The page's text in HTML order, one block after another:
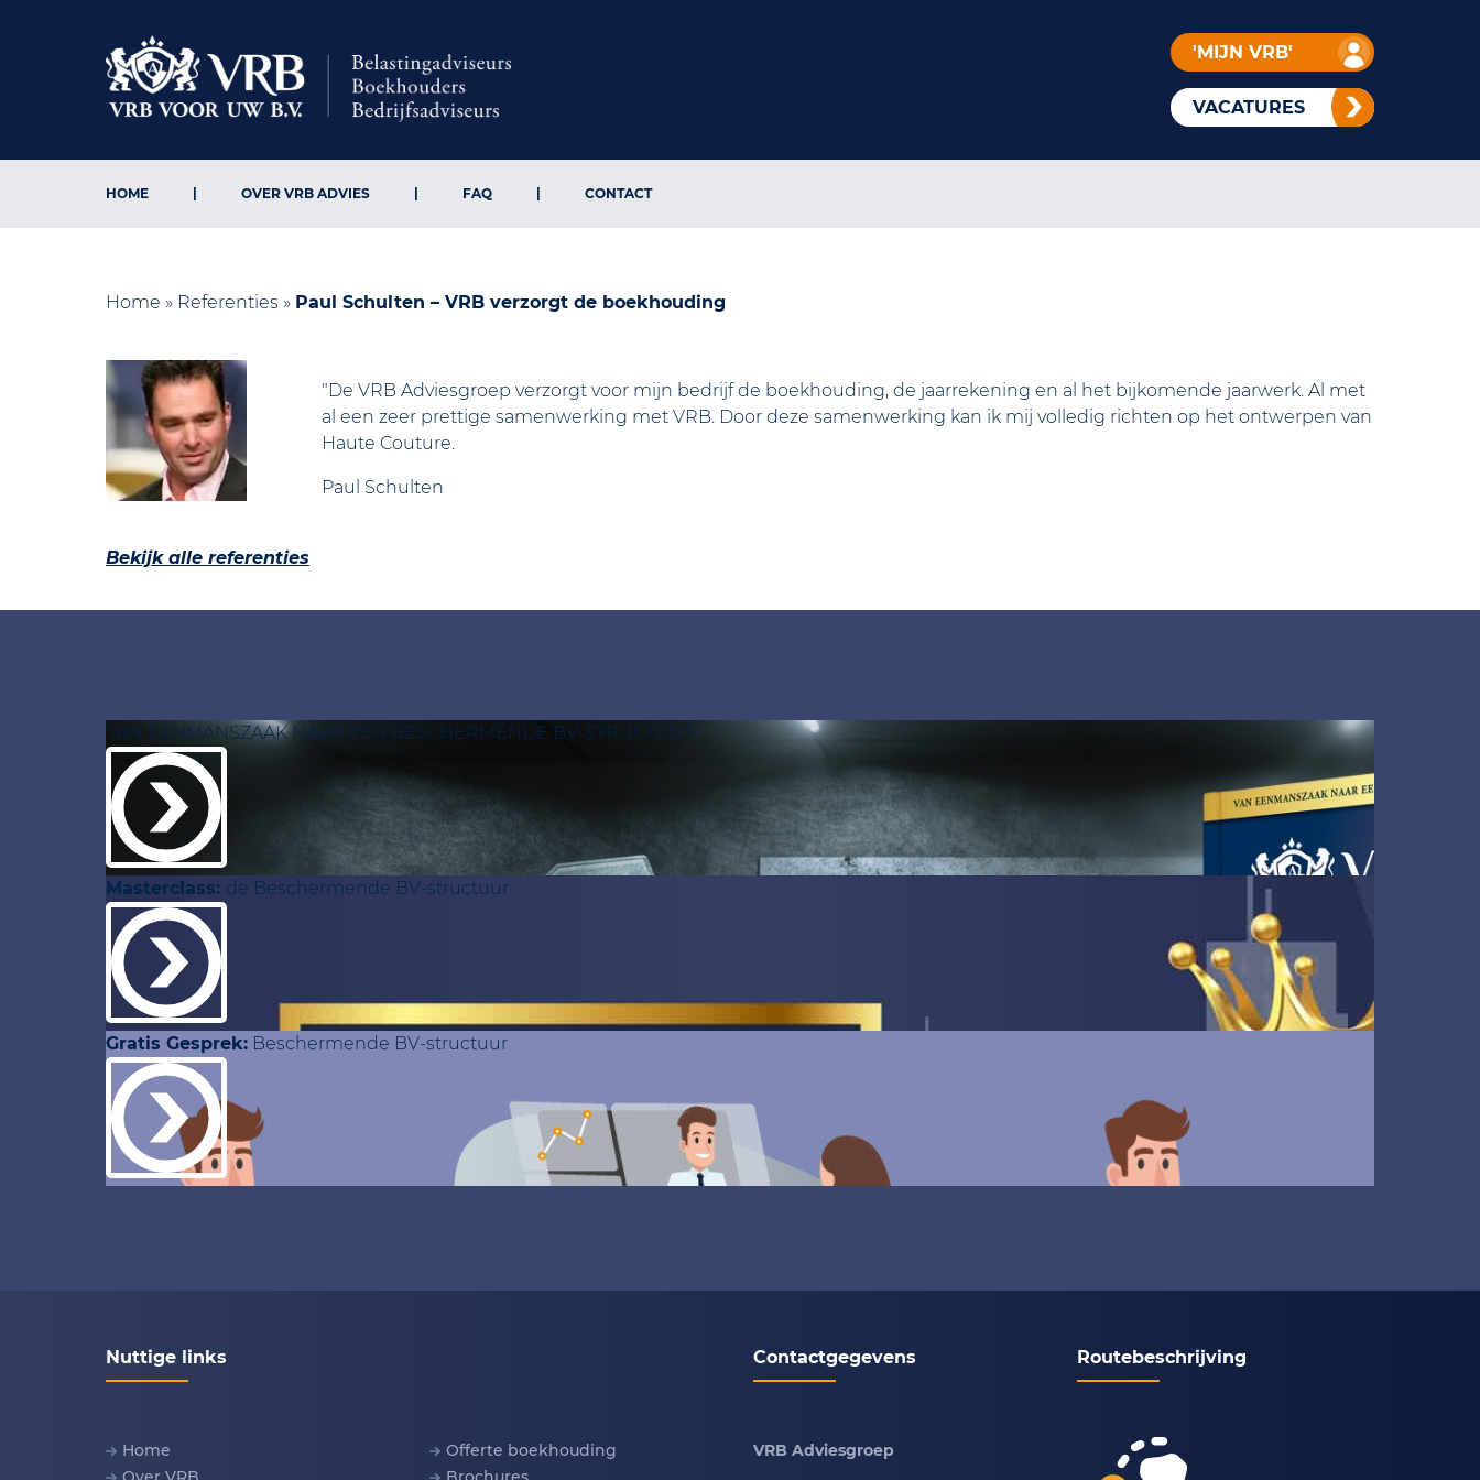
'MIJN VRB'
VACATURES
HOME OVER VRB ADVIES FAQ CONTACT
Home » Referenties » Paul Schulten – VRB verzorgt de boekhouding
"De VRB Adviesgroep verzorgt voor mijn bedrijf de boekhouding, de jaarrekening en al het bijkomende jaarwerk. Al met
al een zeer prettige samenwerking met VRB. Door deze samenwerking kan ik mij volledig richten op het ontwerpen van
Haute Couture.
Paul Schulten
Bekijk alle referenties
VAN EENMANSZAAK NAAR EEN BESCHERMENDE BV-STRUCTUUR
Masterclass: de Beschermende BV-structuur
Gratis Gesprek: Beschermende BV-structuur
Nuttige links
Home
Offerte boekhouding
Contactgegevens
VRB Adviesgroep
Routebeschrijving